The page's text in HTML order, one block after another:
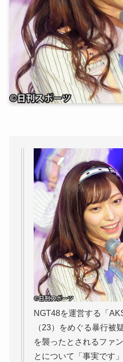
NGT48を運営する「
（23）をめぐる暴行被
を襲ったとされるファ
とについて「事実です